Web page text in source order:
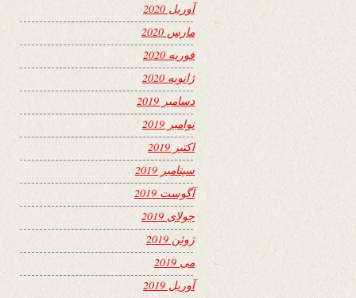
آوریل 2020
مارس 2020
فوریه 2020
ژانویه 2020
دسامبر 2019
نوامبر 2019
اکتبر 2019
سپتامبر 2019
آگوست 2019
جولای 2019
ژوئن 2019
می 2019
آوریل 2019